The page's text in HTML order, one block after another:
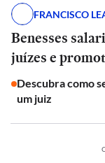
FRANCISCO
Benesses
juízes e
Descubra como
um juiz